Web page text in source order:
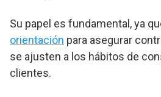
Su papel es fundamental, ya
orientación para asegurar
se ajusten a los hábitos de
clientes.